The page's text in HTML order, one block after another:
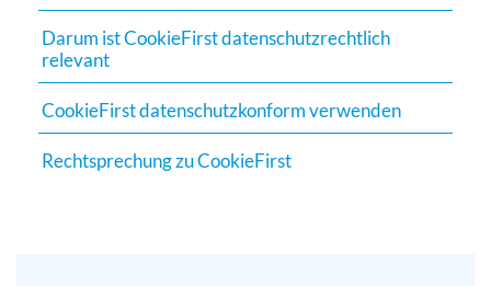
gelangen.
Benutzer
von
Darum ist CookieFirst datenschutzrechtlich
relevant
CookieFirst datenschutzkonform verwenden
Rechtsprechung zu CookieFirst